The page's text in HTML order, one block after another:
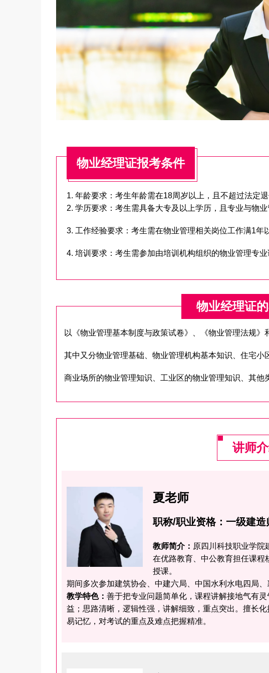
物业经理证报考条件
1. 年龄要求：考生年龄需在18周岁以上，且不超过法定退
2. 学历要求：考生需具备大专及以上学历，且专业与物业
3. 工作经验要求：考生需在物业管理相关岗位工作满1年
4. 培训要求：考生需参加由培训机构组织的物业管理专业
物业经理证
以《物业管理基本制度与政策试卷》、《物业管理法规》
其中又分物业管理基础、物业管理机构基本知识、住宅小
商业场所的物业管理知识、工业区的物业管理知识、其他
讲师
夏老师
职称/职业资格：一级建
教师简介： 原四川科技职业学院
在优路教育、中公教育担任课程
授课。
期间多次参加建筑协会、中建六局、中国水利水电四局
教学特色： 善于把专业问题简单化，课程讲解接地气有
益；思路清晰，逻辑性强，讲解细致，重点突出。擅长
易记忆，对考试的重点及难点把握精准。